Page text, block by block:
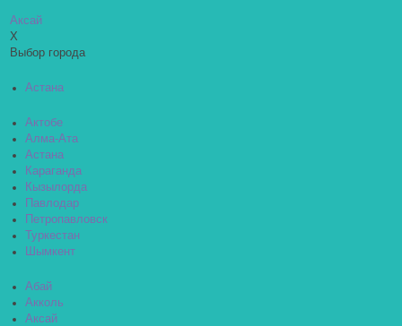
Аксай
X
Выбор города
Астана
Актобе
Алма-Ата
Астана
Караганда
Кызылорда
Павлодар
Петропавловск
Туркестан
Шымкент
Абай
Акколь
Аксай